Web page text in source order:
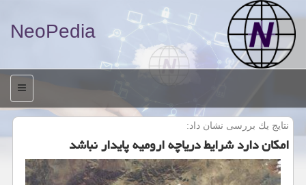
NeoPedia
منو
نتایج یك بررسی نشان داد:
امكان دارد شرایط دریاچه ارومیه پایدار نباشد